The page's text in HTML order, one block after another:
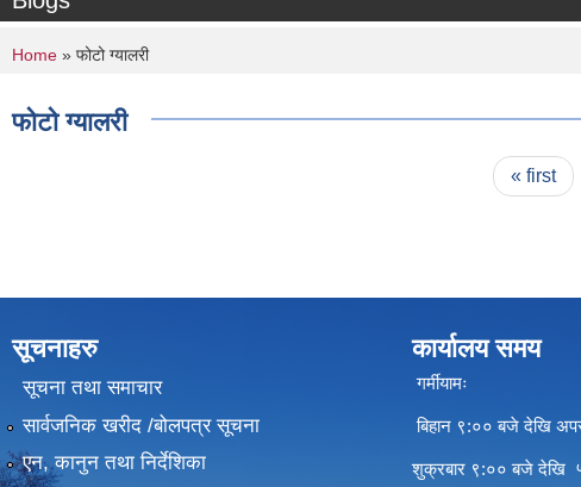
You are here
Home » फोटो ग्यालरी
फोटो ग्यालरी
« first
सूचनाहरु
सूचना तथा समाचार
सार्वजनिक खरीद /बोलपत्र सूचना
एन, कानुन तथा निर्देशिका
कार्यालय समय
गर्मीयामः
बिहान ९:०० बजे देखि
शुक्रबार ९:०० बजे देखि